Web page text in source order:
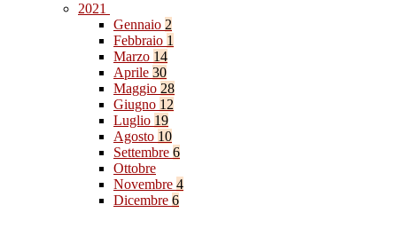
2021
Gennaio 2
Febbraio 1
Marzo 14
Aprile 30
Maggio 28
Giugno 12
Luglio 19
Agosto 10
Settembre 6
Ottobre
Novembre 4
Dicembre 6